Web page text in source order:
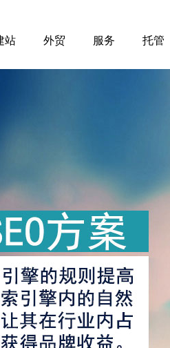
站 外贸 服务 托管